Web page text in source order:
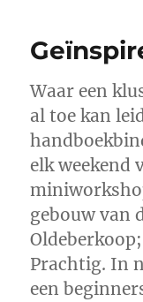
Waar een
al toe kan
elk weekend
gebouw van
Prachtig. In
een